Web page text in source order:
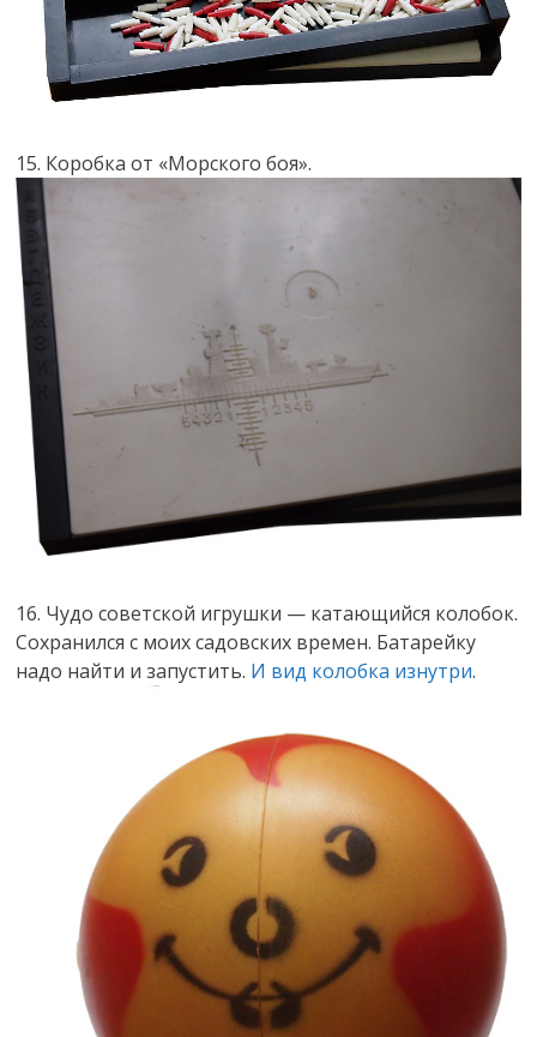
15. Коробка от «Морского боя».
16. Чудо советской игрушки — катающийся колобок.
Сохранился с моих садовских времен. Батарейку
надо найти и запустить. И вид колобка изнутри.